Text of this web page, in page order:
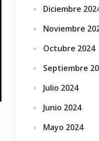
Diciembre
Noviembre
Octubre 2024
Septiembre
Julio 2024
Junio 2024
Mayo 2024